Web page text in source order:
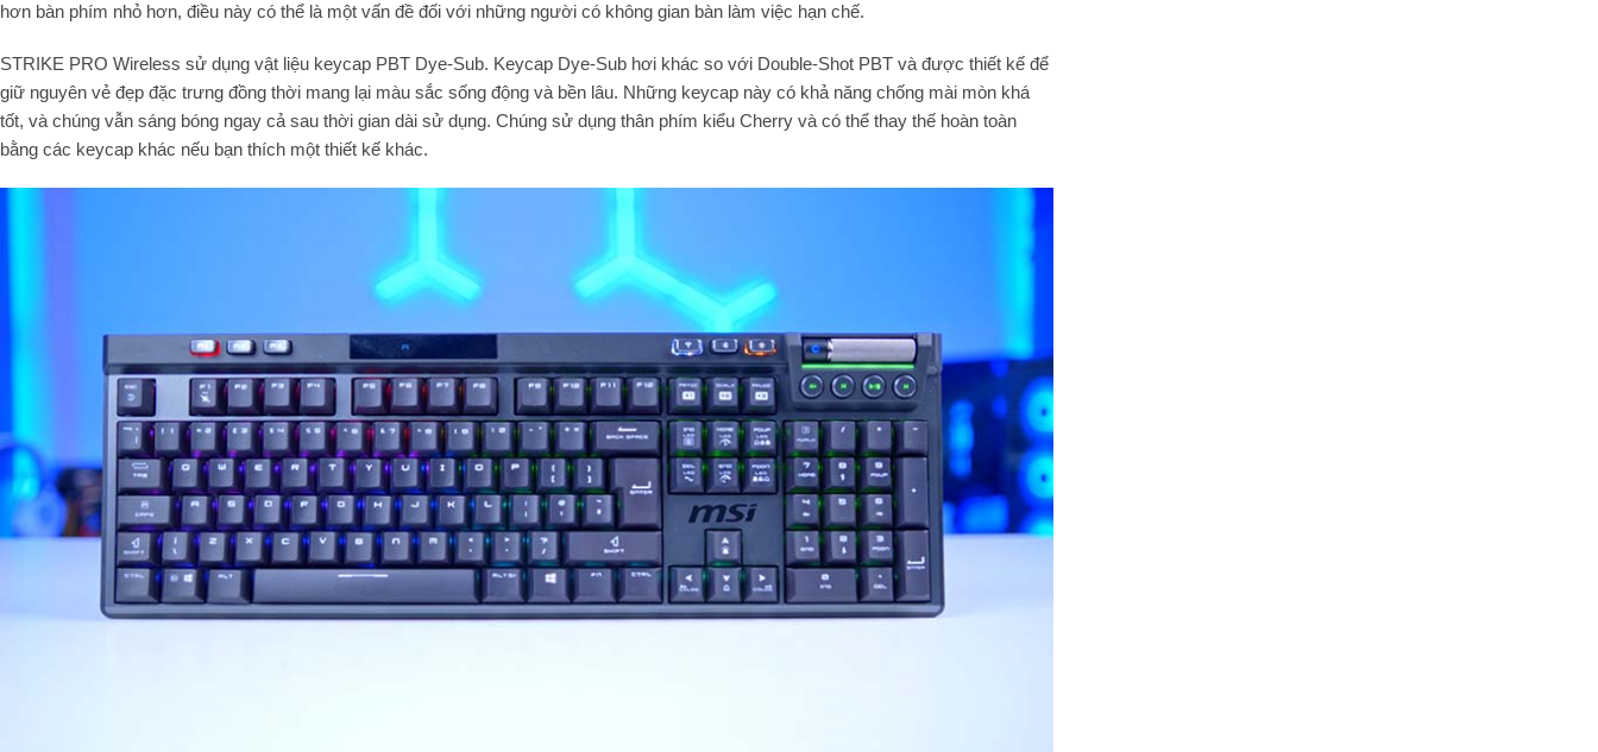
hơn bàn phím nhỏ hơn, điều này có thể là một vấn đề đối với những người có không gian bàn làm việc hạn chế.
STRIKE PRO Wireless sử dụng vật liệu keycap PBT Dye-Sub. Keycap Dye-Sub hơi khác so với Double-Shot PBT và được thiết kế để
giữ nguyên vẻ đẹp đặc trưng đồng thời mang lại màu sắc sống động và bền lâu. Những keycap này có khả năng chống mài mòn khá
tốt, và chúng vẫn sáng bóng ngay cả sau thời gian dài sử dụng. Chúng sử dụng thân phím kiểu Cherry và có thể thay thế hoàn toàn
bằng các keycap khác nếu bạn thích một thiết kế khác.